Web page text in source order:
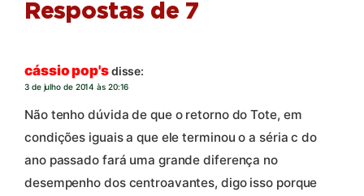
Respostas de 7
cássio pop'sdisse:
3 de julho de 2014 às 20:16
Não tenho dúvida de que o retorno do Tote, em
condições iguais a que ele terminou o a séria c do
ano passado fará uma grande diferença no
desempenho dos centroavantes, digo isso porque